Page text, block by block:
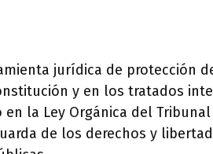
jurídica de protección
y en los tratados
la Ley Orgánica del
de los derechos y